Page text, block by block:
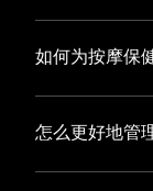
度。
您可以使用有赞
券、邀请好友等
如何为按摩保
有赞新零售旗下
等，吸引更多客
以帮助您增加客
怎么更好地管
有赞新零售一站